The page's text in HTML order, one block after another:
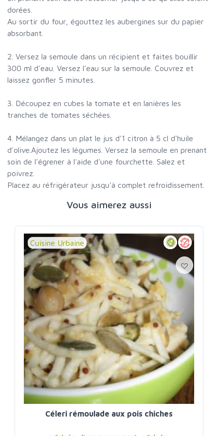
dorées.
Au sortir du four, égouttez les aubergines sur du papier
absorbant.
2. Versez la semoule dans un récipient et faites bouillir
300 ml d'eau. Versez l'eau sur la semoule. Couvrez et
laissez gonfler 5 minutes.
3. Découpez en cubes la tomate et en lanières les
tranches de tomates séchées.
4. Mélangez dans un plat le jus d'1 citron à 5 cl d'huile
d'olive.Ajoutez les légumes. Versez la semoule en prenant
soin de l'égrener à l'aide d'une fourchette. Salez et
poivrez.
Placez au réfrigérateur jusqu'à complet refroidissement.
Vous aimerez aussi
Cuisine Urbaine
Céleri rémoulade aux pois chiches